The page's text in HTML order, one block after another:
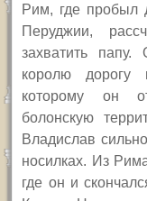
Рим, где пробыл
Перуджии,
захватить
королю
которому он
болонскую
Владислав
носилках. Из
где он и